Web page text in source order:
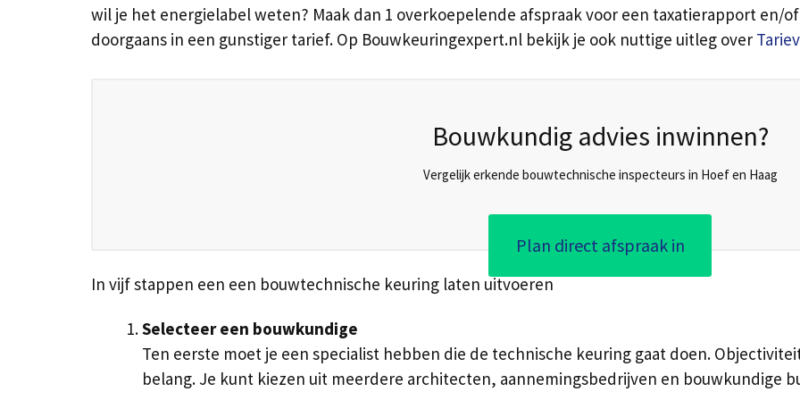
wil je het energielabel weten? Maak dan 1 overkoepelende afspraak voor een taxatierapport en/
doorgaans in een gunstiger tarief. Op Bouwkeuringexpert.nl bekijk je ook nuttige uitleg over
Bouwkundig advies inwinnen?
Vergelijk erkende bouwtechnische inspecteurs in Hoef en Haag
Plan direct afspraak in
In vijf stappen een een bouwtechnische keuring laten uitvoeren
Selecteer een bouwkundige
Ten eerste moet je een specialist hebben die de technische keuring gaat doen.
belang. Je kunt kiezen uit meerdere architecten, aannemingsbedrijven en bouwkundige